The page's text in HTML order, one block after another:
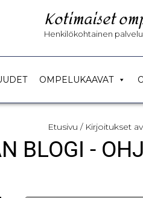
Kotimaiset
Henkilökohtainen
OMPELUKAAVAT
Etusivu / Kirjoitukset
BLOGI -